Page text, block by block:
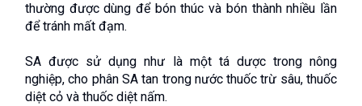
thường được dùng để bón thúc và bón thành nhiều lần
để tránh mất đạm.
SA được sử dụng như là một tá dược trong nông
nghiệp, cho phân SA tan trong nước thuốc trừ sâu, thuốc
diệt cỏ và thuốc diệt nấm.